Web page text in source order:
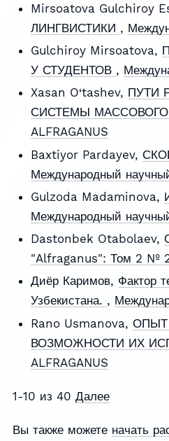
Mirsoatova Gulchiroy
ЛИНГВИСТИКИ ,
Gulchiroy Mirsoatova,
У СТУДЕНТОВ ,
Xasan O‘tashev, ПУТИ
СИСТЕМЫ
ALFRAGANUS
Baxtiyor Pardayev,
Международный
Gulzoda Madaminova,
Международный
Dastonbek Otabolaev,
"Alfraganus": Том 2 № 2
Диёр Каримов, Фактор
Узбекистана. ,
Rano Usmanova, ОПЫТ
ВОЗМОЖНОСТИ ИХ
ALFRAGANUS
1-10 из 40 Далее
Вы также можете начать